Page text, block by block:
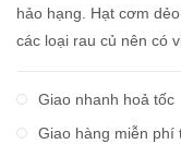
hảo hạng. Hạt cơm
các loại rau củ nên có
Giao nhanh hoả tốc
Giao hàng miễn phí